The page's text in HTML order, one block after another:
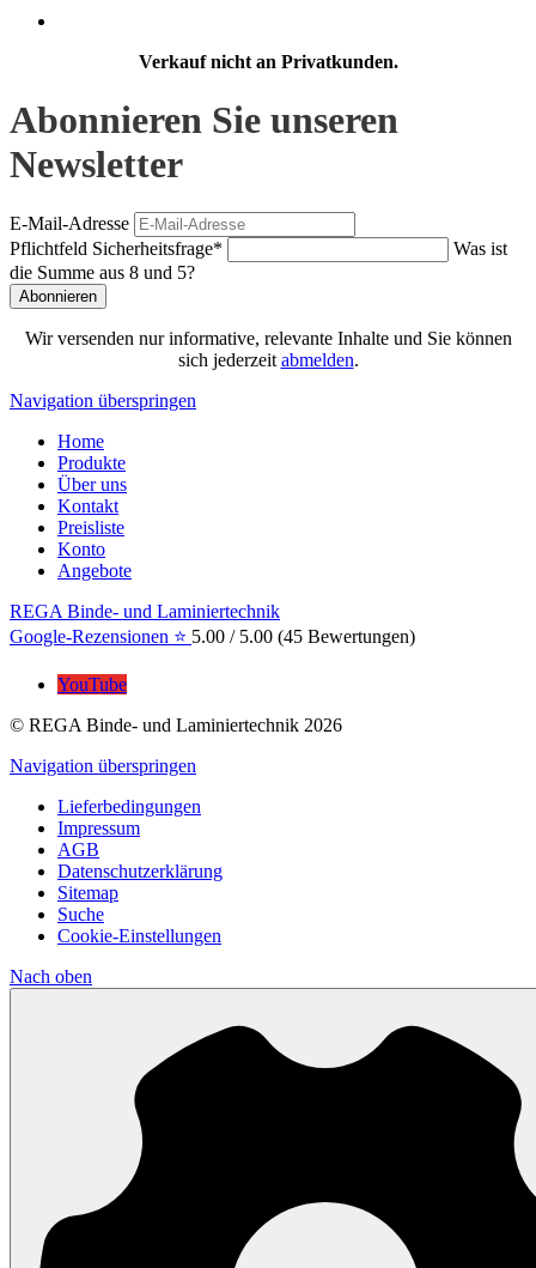
Verkauf nicht an Privatkunden.
Abonnieren Sie unseren
Newsletter
E-Mail-Adresse
Pflichtfeld Sicherheitsfrage*
Was ist
die Summe aus 8 und 5?
Abonnieren
Wir versenden nur informative, relevante Inhalte und Sie können
sich jederzeit abmelden.
Navigation überspringen
Home
Produkte
Über uns
Kontakt
Preisliste
Konto
Angebote
REGA Binde- und Laminiertechnik
Google-Rezensionen ⭐ 5.00 / 5.00 (45 Bewertungen)
YouTube
© REGA Binde- und Laminiertechnik 2026
Navigation überspringen
Lieferbedingungen
Impressum
AGB
Datenschutzerklärung
Sitemap
Suche
Cookie-Einstellungen
Nach oben